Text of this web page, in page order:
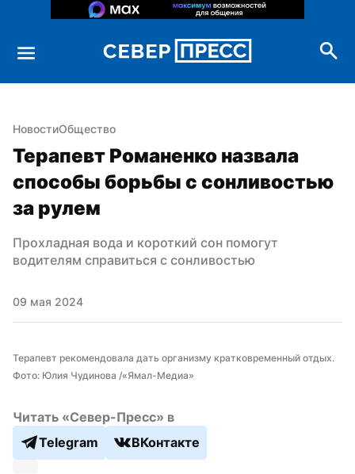
НовостиОбщество
Терапевт Романенко назвала
способы борьбы с сонливостью
за рулем
Прохладная вода и короткий сон помогут
водителям справиться с сонливостью
09 мая 2024
Терапевт рекомендовала дать организму кратковременный отдых.
Фото: Юлия Чудинова /«Ямал-Медиа»
Читать «Север-Пресс» в
Telegram
ВКонтакте